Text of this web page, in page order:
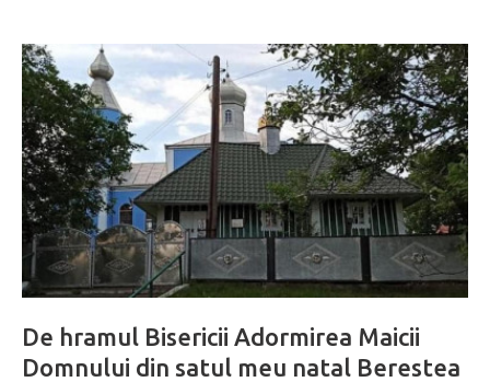
De hramul Bisericii Adormirea Maicii
Domnului din satul meu natal Berestea